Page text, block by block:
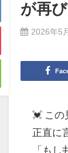
が再
2026年5
💓 この
正直に
「も